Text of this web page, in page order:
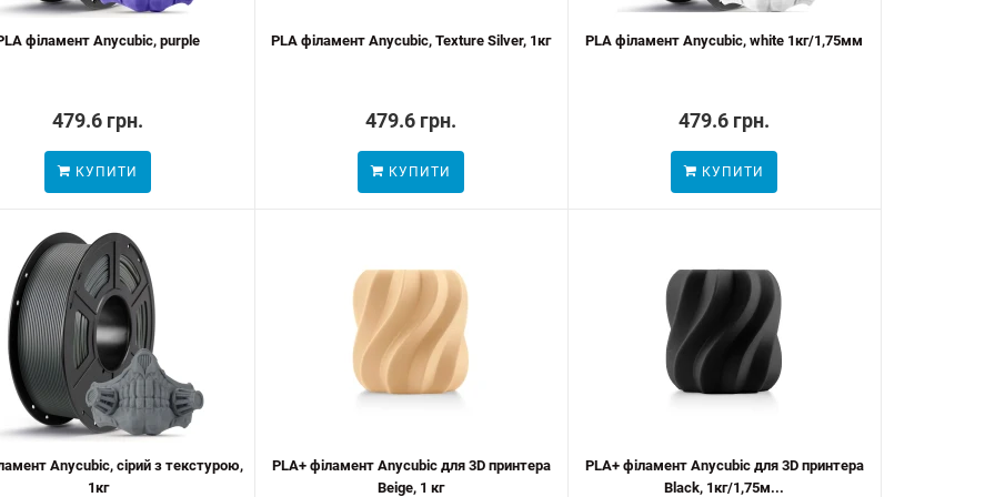
філамент Anycubic, purple
479.6 грн.
КУПИТИ
PLA філамент Anycubic, Texture Silver, 1кг
479.6 грн.
КУПИТИ
PLA філамент Anycubic, white 1кг/1,75мм
479.6 грн.
КУПИТИ
Anycubic, сірий з текстурою,
1кг
PLA+ філамент Anycubic для 3D принтера
Beige, 1 кг
PLA+ філамент Anycubic для 3D принтера
Black, 1кг/1,75м...